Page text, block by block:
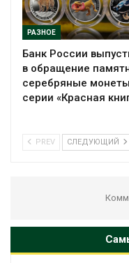
РАЗНОЕ
Банк России
в обращение
серебряные монеты
серии «Красная
PREV СЛЕДУЮЩИЙ